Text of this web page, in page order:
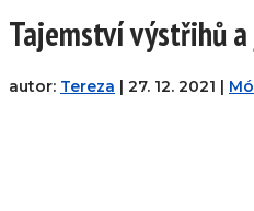
Tajemství výstřihů
autor: Tereza | 27. 12. 2021 |